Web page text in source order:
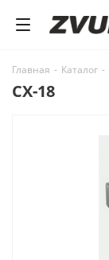
Главная - Каталог -
CX-18